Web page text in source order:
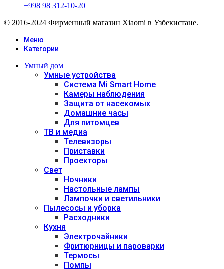
+998 98 312-10-20
© 2016-2024 Фирменный магазин Xiaomi в Узбекистане.
Меню
Категории
Умный дом
Умные устройства
Система Mi Smart Home
Камеры наблюдения
Защита от насекомых
Домашние часы
Для питомцев
ТВ и медиа
Телевизоры
Приставки
Проекторы
Свет
Ночники
Настольные лампы
Лампочки и светильники
Пылесосы и уборка
Расходники
Кухня
Электрочайники
Фритюрницы и пароварки
Термосы
Помпы